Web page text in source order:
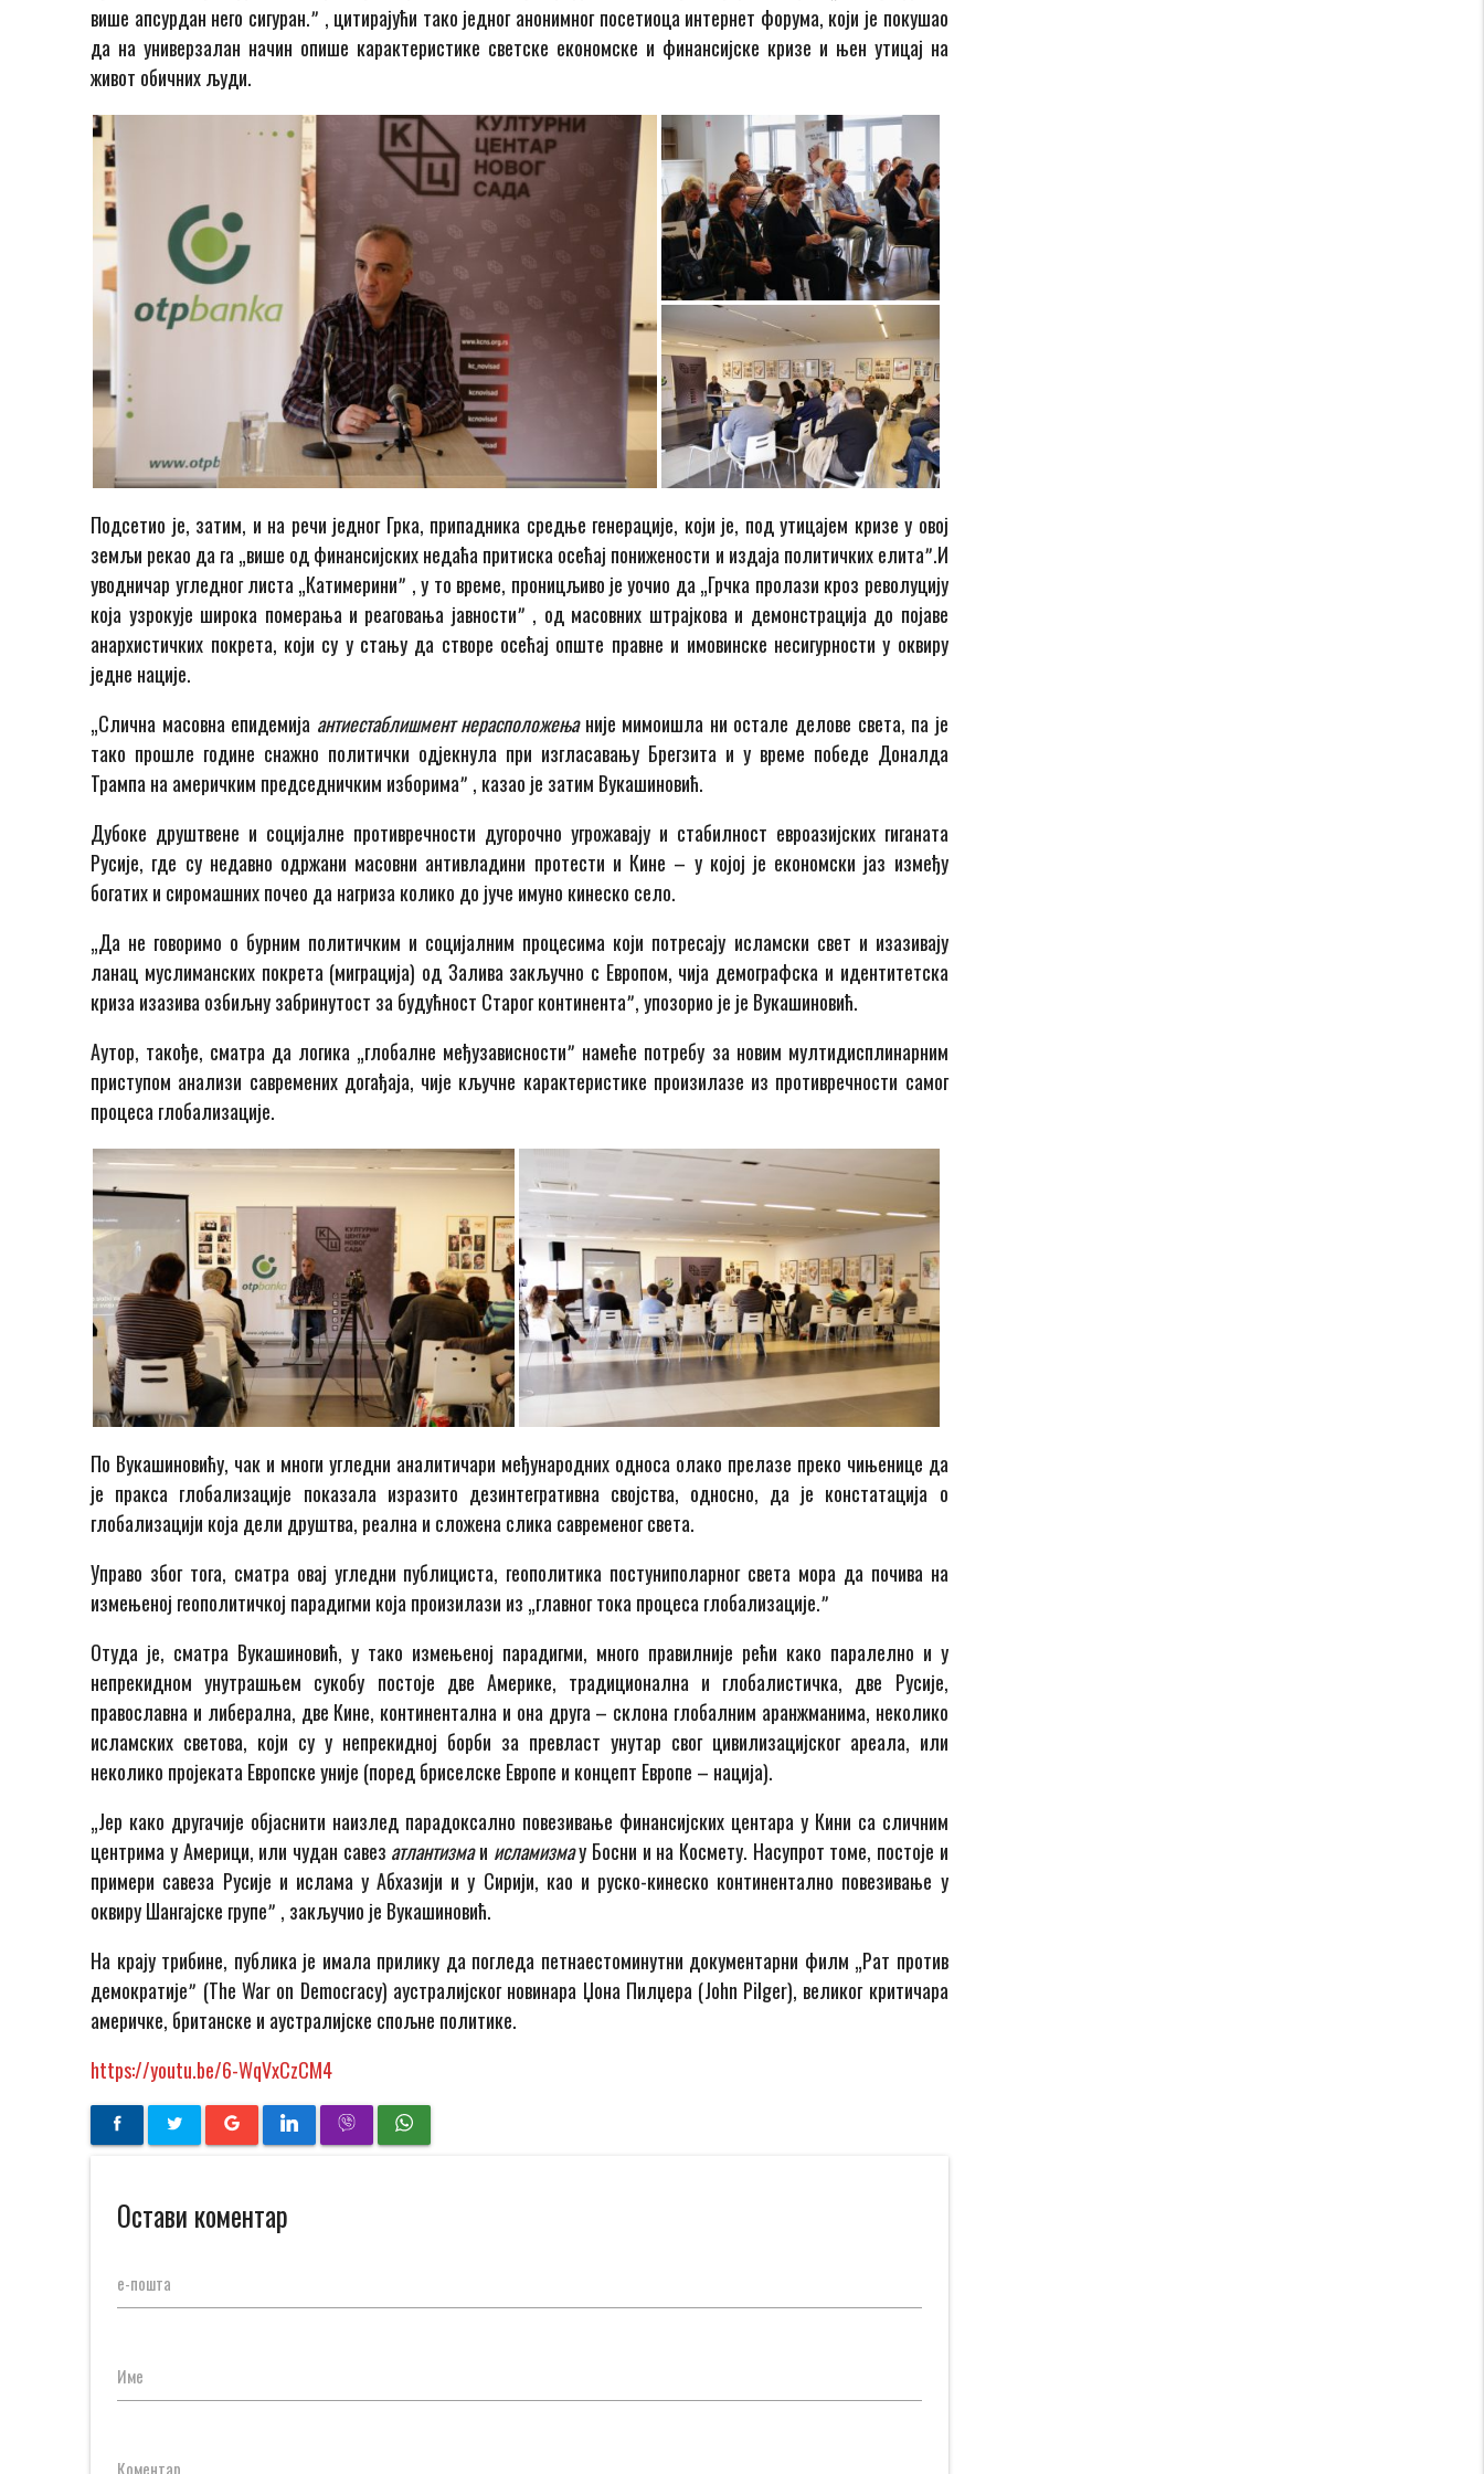
више апсурдан него сигуран.ˮ , цитирајући тако једног анонимног посетиоца интернет форума, који је покушао
да на универзалан начин опише карактеристике светске економске и финансијске кризе и њен утицај на
живот обичних људи.
Подсетио је, затим, и на речи једног Грка, припадника средње генерације, који је, под утицајем кризе у овој
земљи рекао да га „више од финансијских недаћа притиска осећај понижености и издаја политичких елитаˮ.И
уводничар угледног листа „Катимериниˮ , у то време, проницљиво је уочио да „Грчка пролази кроз револуцију
која узрокује широка померања и реаговања јавностиˮ , од масовних штрајкова и демонстрација до појаве
анархистичких покрета, који су у стању да створе осећај опште правне и имовинске несигурности у оквиру
једне нације.
„Слична масовна епидемија антиестаблишмент нерасположењаније мимоишла ни остале делове света, па је
тако прошле године снажно политички одјекнула при изгласавању Брегзита и у време победе Доналда
Трампа на америчким председничким изборимаˮ , казао је затим Вукашиновић.
Дубоке друштвене и социјалне противречности дугорочно угрожавају и стабилност евроазијских гиганата
Русије, где су недавно одржани масовни антивладини протести и Кине – у којој је економски јаз између
богатих и сиромашних почео да нагриза колико до јуче имуно кинеско село.
„Да не говоримо о бурним политичким и социјалним процесима који потресају исламски свет и изазивају
ланац муслиманских покрета (миграција) од Залива закључно с Европом, чија демографска и идентитетска
криза изазива озбиљну забринутост за будућност Старог континентаˮ, упозорио је је Вукашиновић.
Аутор, такође, сматра да логика „глобалне међузависностиˮ намеће потребу за новим мултидисплинарним
приступом анализи савремених догађаја, чије кључне карактеристике произилазе из противречности самог
процеса глобализације.
По Вукашиновићу, чак и многи угледни аналитичари међународних односа олако прелазе преко чињенице да
је пракса глобализације показала изразито дезинтегративна својства, односно, да је констатација о
глобализацији која дели друштва, реална и сложена слика савременог света.
Управо због тога, сматра овај угледни публициста, геополитика постуниполарног света мора да почива на
измењеној геополитичкој парадигми која произилази из „главног тока процеса глобализације.ˮ
Отуда је, сматра Вукашиновић, у тако измењеној парадигми, много правилније рећи како паралелно и у
непрекидном унутрашњем сукобу постоје две Америке, традиционална и глобалистичка, две Русије,
православна и либерална, две Кине, континентална и она друга – склона глобалним аранжманима, неколико
исламских светова, који су у непрекидној борби за превласт унутар свог цивилизацијског ареала, или
неколико пројеката Европске уније (поред бриселске Европе и концепт Европе – нација).
„Јер како другачије објаснити наизлед парадоксално повезивање финансијских центара у Кини са сличним
центрима у Америци, или чудан савез атлантизмаи исламизмау Босни и на Космету. Насупрот томе, постоје и
примери савеза Русије и ислама у Абхазији и у Сирији, као и руско-кинеско континентално повезивање у
оквиру Шангајске групеˮ , закључио је Вукашиновић.
На крају трибине, публика је имала прилику да погледа петнаестоминутни документарни филм „Рат против
демократијеˮ (The War on Democracy) аустралијског новинара Џона Пилџера (John Pilger), великог критичара
америчке, британске и аустралијске спољне политике.
https://youtu.be/6-WqVxCzCM4
Остави коментар
е-пошта
Име
Коментар